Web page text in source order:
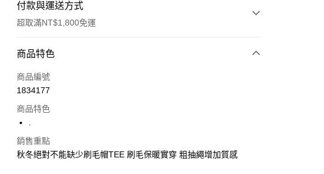
付款與運送方式
超取滿NT$1,800免運
付款方式
信用卡一次付款
Apple Pay
商品特色
商品編號
1834177
商品特色
銷售重點
秋冬絕對不能缺少刷毛帽TEE 刷毛保暖實穿 粗抽繩增加質感